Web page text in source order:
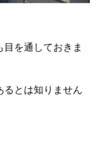
を通しておきま
るとは知りません